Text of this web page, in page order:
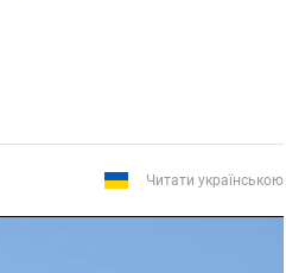
Читати українською